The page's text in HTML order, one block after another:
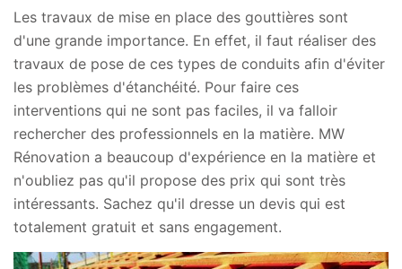
Les travaux de mise en place des gouttières sont
d'une grande importance. En effet, il faut réaliser des
travaux de pose de ces types de conduits afin d'éviter
les problèmes d'étanchéité. Pour faire ces
interventions qui ne sont pas faciles, il va falloir
rechercher des professionnels en la matière. MW
Rénovation a beaucoup d'expérience en la matière et
n'oubliez pas qu'il propose des prix qui sont très
intéressants. Sachez qu'il dresse un devis qui est
totalement gratuit et sans engagement.